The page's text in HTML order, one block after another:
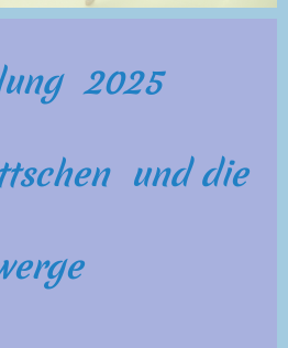
2025
und die